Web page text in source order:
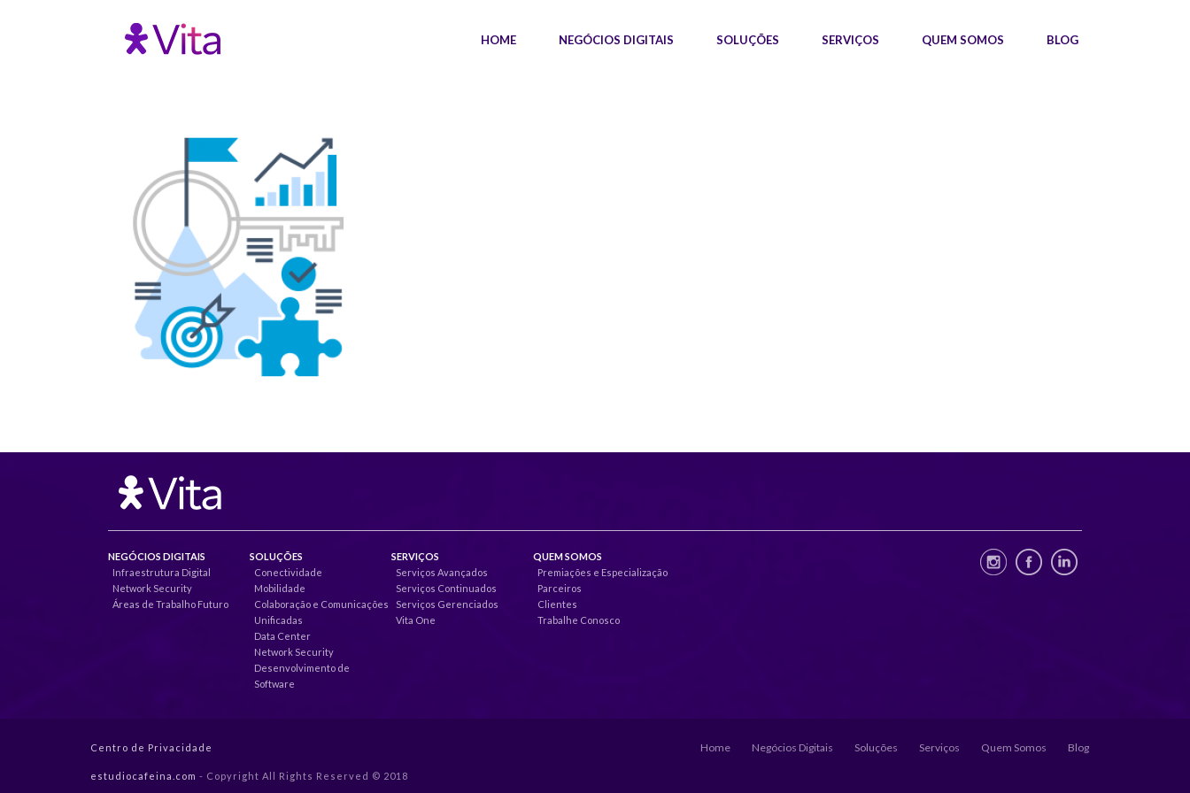
HOME NEGÓCIOS DIGITAIS SOLUÇÕES SERVIÇOS QUEM SOMOS BLOG
NEGÓCIOS DIGITAIS
Infraestrutura Digital
Network Security
Áreas de Trabalho Futuro
SOLUÇÕES
Conectividade
Mobilidade
Colaboração e Comunicações
Unificadas
Data Center
Network Security
Desenvolvimento de
Software
SERVIÇOS
Serviços Avançados
Serviços Continuados
Serviços Gerenciados
Vita One
QUEM SOMOS
Premiações e Especialização
Parceiros
Clientes
Trabalhe Conosco
Centro de Privacidade
estudiocafeina.com - Copyright All Rights Reserved © 2018
Home Negócios Digitais Soluções Serviços Quem Somos Blog